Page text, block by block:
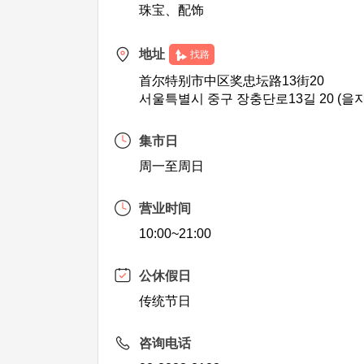
珠宝、配饰
地址 找路
首尔特别市中区奖忠坛路13街20
서울특별시 중구 장충단로13길 20 (을
集市日
周一至周日
营业时间
10:00~21:00
公休假日
传统节日
咨询电话